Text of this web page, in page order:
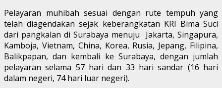
Pelayaran muhibah sesuai dengan rute tempuh yang
telah diagendakan sejak keberangkatan KRI Bima Suci
dari pangkalan di Surabaya menuju Jakarta, Singapura,
Kamboja, Vietnam, China, Korea, Rusia, Jepang, Filipina,
Balikpapan, dan kembali ke Surabaya, dengan jumlah
pelayaran selama 57 hari dan 33 hari sandar (16 hari
dalam negeri, 74 hari luar negeri).